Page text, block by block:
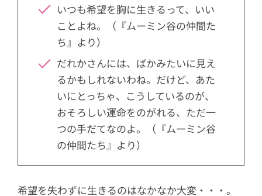
いつも希望を胸に生きるって、いい
ことよね。（『ムーミン谷の仲間た
ち』より）
だれかさんには、ばかみたいに見え
るかもしれないわね。だけど、あた
いにとっちゃ、こうしているのが、
おそろしい運命をのがれる、ただ一
つの手だてなのよ。（『ムーミン谷
の仲間たち』より）
希望を失わずに生きるのはなかなか大変・・・。